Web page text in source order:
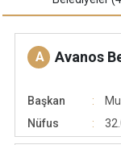
A Avanos
Başkan
Nüfus